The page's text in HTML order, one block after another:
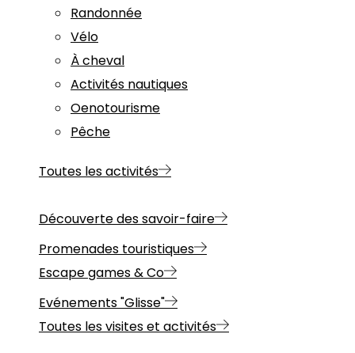
Randonnée
Vélo
À cheval
Activités nautiques
Oenotourisme
Pêche
Toutes les activités
Découverte des savoir-faire
Promenades touristiques
Escape games & Co
Evénements "Glisse"
Toutes les visites et activités